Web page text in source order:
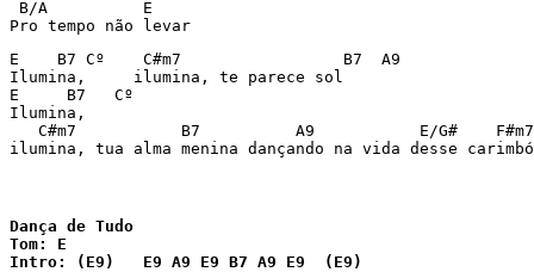
B/A          E
Pro tempo não levar
E    B7 Cº    C#m7                 B7  A9
Ilumina,     ilumina, te parece sol
E     B7   Cº
Ilumina,
C#m7           B7          A9           E/G#
ilumina, tua alma menina dançando na vida desse carimbó
Dança de Tudo
Tom: E
Intro: (E9)   E9 A9 E9 B7 A9 E9  (E9)